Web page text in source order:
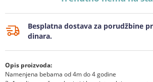
Besplatna dostava za porudžbine
dinara.
Opis proizvoda:
Namenjena bebama od 4m do 4 godine